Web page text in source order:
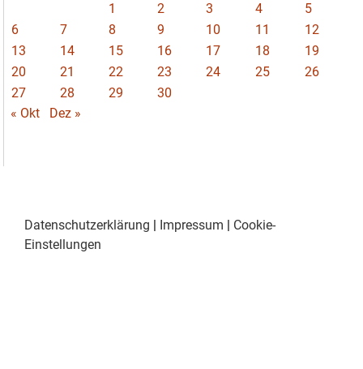
1 2 3 4
5
6
7 8 9 10 11
12
13
14 15 16 17 18
19
20
21 22 23 24 25
26
27
28 29
30
« Okt
Dez »
Datenschutzerklärung | Impressum | Cookie-
Einstellungen